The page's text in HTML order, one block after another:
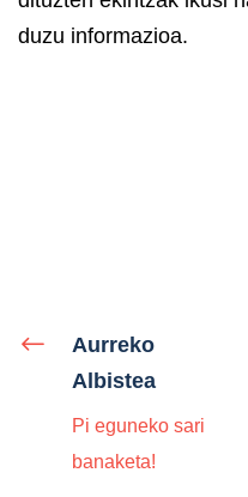
duzu informazioa.
Aurreko
Albistea
Pi eguneko sari
banaketa!